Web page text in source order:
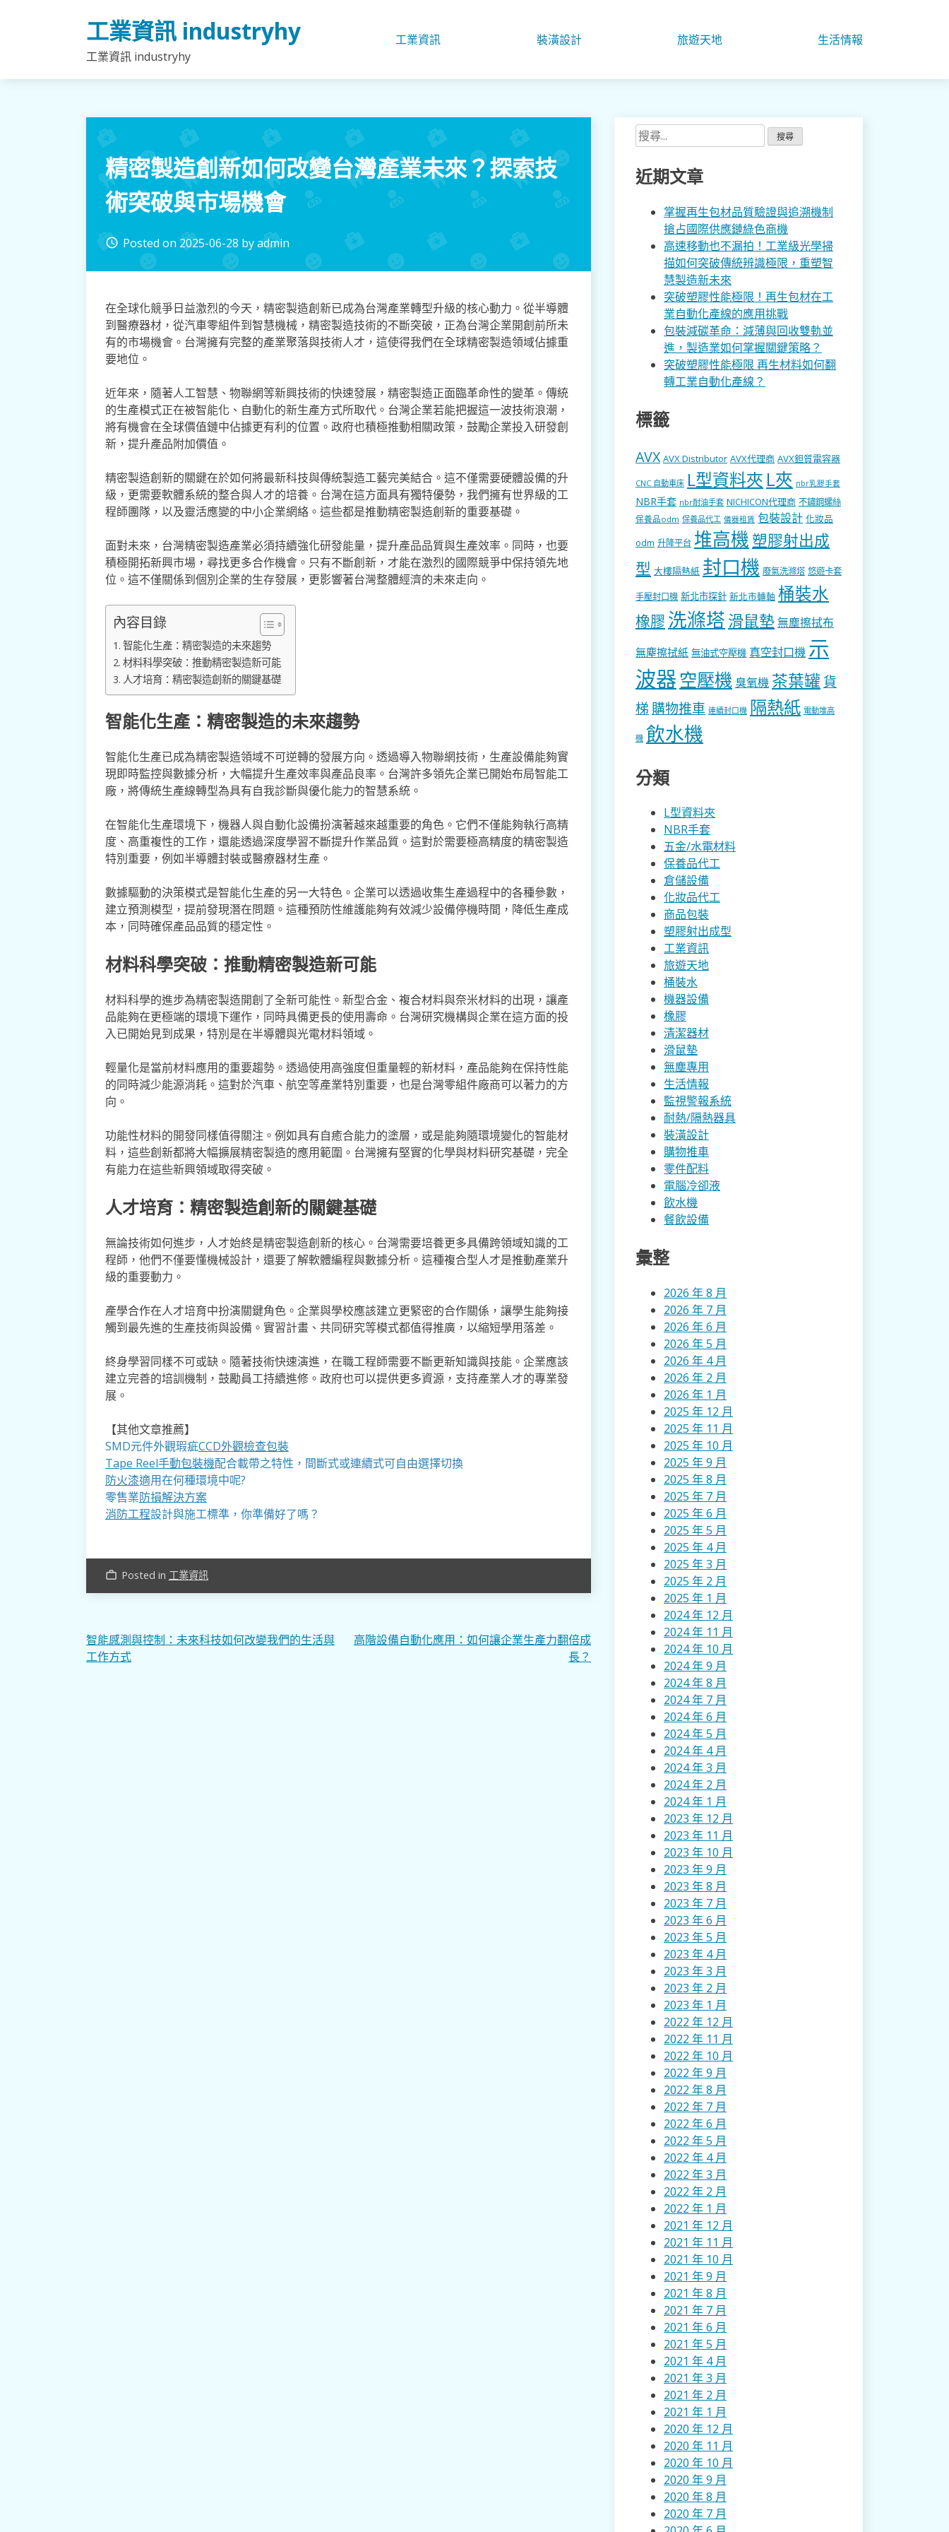
工業資訊 industryhy
工業資訊 industryhy
工業資訊 裝潢設計 旅遊天地 生活情報
精密製造創新如何改變台灣產業未來？探索技
術突破與市場機會
access_time Posted on2025-06-28 byadmin
在全球化競爭日益激烈的今天，精密製造創新已成為台灣產業轉型升級的核心動力。從半導體
到醫療器材，從汽車零組件到智慧機械，精密製造技術的不斷突破，正為台灣企業開創前所未
有的市場機會。台灣擁有完整的產業聚落與技術人才，這使得我們在全球精密製造領域佔據重
要地位。
近年來，隨著人工智慧、物聯網等新興技術的快速發展，精密製造正面臨革命性的變革。傳統
的生產模式正在被智能化、自動化的新生產方式所取代。台灣企業若能把握這一波技術浪潮，
將有機會在全球價值鏈中佔據更有利的位置。政府也積極推動相關政策，鼓勵企業投入研發創
新，提升產品附加價值。
精密製造創新的關鍵在於如何將最新科技與傳統製造工藝完美結合。這不僅需要硬體設備的升
級，更需要軟體系統的整合與人才的培養。台灣在這方面具有獨特優勢，我們擁有世界級的工
程師團隊，以及靈活應變的中小企業網絡。這些都是推動精密製造創新的重要基礎。
面對未來，台灣精密製造產業必須持續強化研發能量，提升產品品質與生產效率。同時，也要
積極開拓新興市場，尋找更多合作機會。只有不斷創新，才能在激烈的國際競爭中保持領先地
位。這不僅關係到個別企業的生存發展，更影響著台灣整體經濟的未來走向。
內容目錄
智能化生產：精密製造的未來趨勢
材料科學突破：推動精密製造新可能
人才培育：精密製造創新的關鍵基礎
智能化生產：精密製造的未來趨勢
智能化生產已成為精密製造領域不可逆轉的發展方向。透過導入物聯網技術，生產設備能夠實
現即時監控與數據分析，大幅提升生產效率與產品良率。台灣許多領先企業已開始布局智能工
廠，將傳統生產線轉型為具有自我診斷與優化能力的智慧系統。
在智能化生產環境下，機器人與自動化設備扮演著越來越重要的角色。它們不僅能夠執行高精
度、高重複性的工作，還能透過深度學習不斷提升作業品質。這對於需要極高精度的精密製造
特別重要，例如半導體封裝或醫療器材生產。
數據驅動的決策模式是智能化生產的另一大特色。企業可以透過收集生產過程中的各種參數，
建立預測模型，提前發現潛在問題。這種預防性維護能夠有效減少設備停機時間，降低生產成
本，同時確保產品品質的穩定性。
材料科學突破：推動精密製造新可能
材料科學的進步為精密製造開創了全新可能性。新型合金、複合材料與奈米材料的出現，讓產
品能夠在更極端的環境下運作，同時具備更長的使用壽命。台灣研究機構與企業在這方面的投
入已開始見到成果，特別是在半導體與光電材料領域。
輕量化是當前材料應用的重要趨勢。透過使用高強度但重量輕的新材料，產品能夠在保持性能
的同時減少能源消耗。這對於汽車、航空等產業特別重要，也是台灣零組件廠商可以著力的方
向。
功能性材料的開發同樣值得關注。例如具有自癒合能力的塗層，或是能夠隨環境變化的智能材
料，這些創新都將大幅擴展精密製造的應用範圍。台灣擁有堅實的化學與材料研究基礎，完全
有能力在這些新興領域取得突破。
人才培育：精密製造創新的關鍵基礎
無論技術如何進步，人才始終是精密製造創新的核心。台灣需要培養更多具備跨領域知識的工
程師，他們不僅要懂機械設計，還要了解軟體編程與數據分析。這種複合型人才是推動產業升
級的重要動力。
產學合作在人才培育中扮演關鍵角色。企業與學校應該建立更緊密的合作關係，讓學生能夠接
觸到最先進的生產技術與設備。實習計畫、共同研究等模式都值得推廣，以縮短學用落差。
終身學習同樣不可或缺。隨著技術快速演進，在職工程師需要不斷更新知識與技能。企業應該
建立完善的培訓機制，鼓勵員工持續進修。政府也可以提供更多資源，支持產業人才的專業發
展。
【其他文章推薦】
SMD元件外觀瑕疵CCD外觀檢查包裝
Tape Reel手動包裝機配合載帶之特性，間斷式或連續式可自由選擇切換
防火漆適用在何種環境中呢?
零售業防損解決方案
消防工程設計與施工標準，你準備好了嗎？
work_outline Posted in 工業資訊
文
章
智能感測與控制：未來科技如何改變我們的生活與
工作方式
高階設備自動化應用：如何讓企業生產力翻倍成
長？
搜
尋
關
鍵
近期文章
掌握再生包材品質驗證與追溯機制
搶占國際供應鏈綠色商機
高速移動也不漏拍！工業級光學掃
描如何突破傳統辨識極限，重塑智
慧製造新未來
突破塑膠性能極限！再生包材在工
業自動化產線的應用挑戰
包裝減碳革命：減薄與回收雙軌並
進，製造業如何掌握關鍵策略？
突破塑膠性能極限 再生材料如何翻
轉工業自動化產線？
標籤
AVX AVX Distributor AVX代理商 AVX鉭質電容器
CNC 自動車床 L型資料夾 L夾 nbr乳膠手套
NBR手套 nbr耐油手套 NICHICON代理商 不鏽鋼螺絲
保養品odm 保養品代工 儀器租賃 包裝設計 化妝品
odm 升降平台 堆高機 塑膠射出成
型 大樓隔熱紙 封口機 廢氣洗滌塔 悠遊卡套
手壓封口機 新北市探針 新北市轉軸 桶裝水
橡膠 洗滌塔 滑鼠墊無塵擦拭布
無塵擦拭紙 無油式空壓機 真空封口機 示
波器 空壓機 臭氧機 茶葉罐 貨
梯 購物推車 連續封口機 隔熱紙 電動堆高
機 飲水機
分類
L型資料夾
NBR手套
五金/水電材料
保養品代工
倉儲設備
化妝品代工
商品包裝
塑膠射出成型
工業資訊
旅遊天地
桶裝水
機器設備
橡膠
清潔器材
滑鼠墊
無塵專用
生活情報
監視警報系統
耐熱/隔熱器具
裝潢設計
購物推車
零件配料
電腦冷卻液
飲水機
餐飲設備
彙整
2026 年 8 月
2026 年 7 月
2026 年 6 月
2026 年 5 月
2026 年 4 月
2026 年 2 月
2026 年 1 月
2025 年 12 月
2025 年 11 月
2025 年 10 月
2025 年 9 月
2025 年 8 月
2025 年 7 月
2025 年 6 月
2025 年 5 月
2025 年 4 月
2025 年 3 月
2025 年 2 月
2025 年 1 月
2024 年 12 月
2024 年 11 月
2024 年 10 月
2024 年 9 月
2024 年 8 月
2024 年 7 月
2024 年 6 月
2024 年 5 月
2024 年 4 月
2024 年 3 月
2024 年 2 月
2024 年 1 月
2023 年 12 月
2023 年 11 月
2023 年 10 月
2023 年 9 月
2023 年 8 月
2023 年 7 月
2023 年 6 月
2023 年 5 月
2023 年 4 月
2023 年 3 月
2023 年 2 月
2023 年 1 月
2022 年 12 月
2022 年 11 月
2022 年 10 月
2022 年 9 月
2022 年 8 月
2022 年 7 月
2022 年 6 月
2022 年 5 月
2022 年 4 月
2022 年 3 月
2022 年 2 月
2022 年 1 月
2021 年 12 月
2021 年 11 月
2021 年 10 月
2021 年 9 月
2021 年 8 月
2021 年 7 月
2021 年 6 月
2021 年 5 月
2021 年 4 月
2021 年 3 月
2021 年 2 月
2021 年 1 月
2020 年 12 月
2020 年 11 月
2020 年 10 月
2020 年 9 月
2020 年 8 月
2020 年 7 月